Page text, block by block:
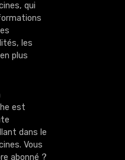
qui
les
plus
est
dans le
Vous
abonné ?